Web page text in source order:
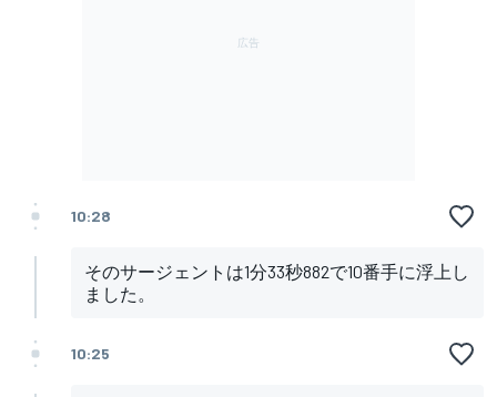
10:28
そのサージェントは1分33秒882で10番手に浮上し
ました。
10:25